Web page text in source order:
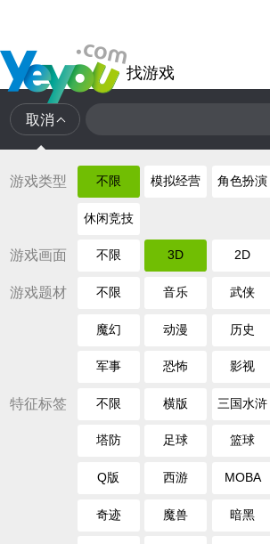
找游戏
取消
游戏类型 不限 模拟经营 角色扮演
休闲竞技
游戏画面 不限 3D 2D
游戏题材 不限 音乐 武侠
魔幻 动漫 历史
军事 恐怖 影视
特征标签 不限 横版 三国水浒
塔防 足球 篮球
Q版 西游 MOBA
奇迹 魔兽 暗黑